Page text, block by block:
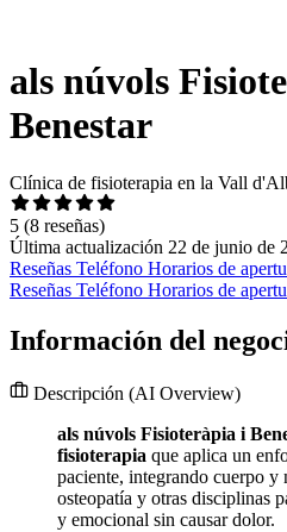
als núvols
Benestar
Clínica de fisioterapia en la Vall
5 (8 reseñas)
Última actualización 22 de junio de
Reseñas Teléfono Horarios de
Reseñas Teléfono Horarios de
Información del
Descripción (AI Overview)
als núvols Fisioteràpia i
fisioterapia que aplica un
paciente, integrando cuerpo y
osteopatía y otras disciplinas
y emocional sin causar dolor.